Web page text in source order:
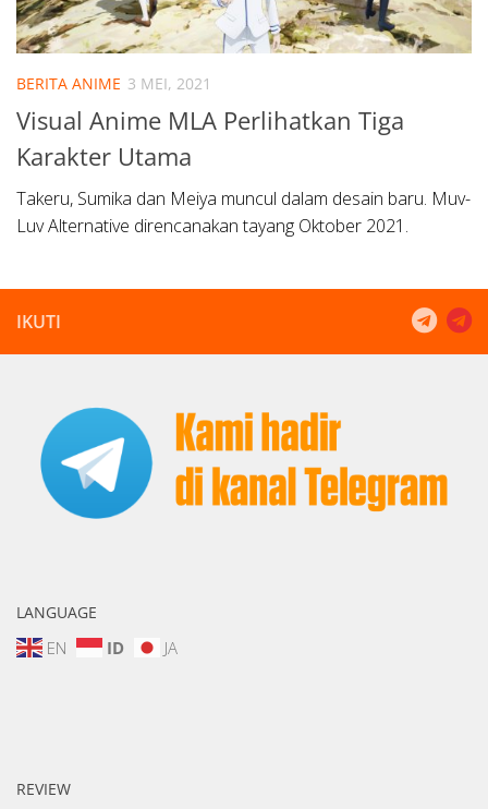
BERITA ANIME 3 MEI, 2021
Visual Anime MLA Perlihatkan Tiga
Karakter Utama
Takeru, Sumika dan Meiya muncul dalam desain baru. Muv-
Luv Alternative direncanakan tayang Oktober 2021.
IKUTI
LANGUAGE
EN ID JA
REVIEW